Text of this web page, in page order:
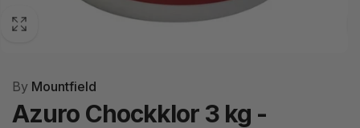
By Mountfield
Azuro Chockklor 3 kg -